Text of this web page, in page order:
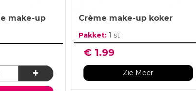
make-up
Crème make-up koker
Pakket: 1 st
€ 1.99
Zie Meer